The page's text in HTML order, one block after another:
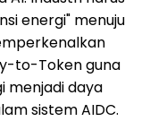
energi" menuju
to-Token guna
menjadi daya
sistem AIDC.